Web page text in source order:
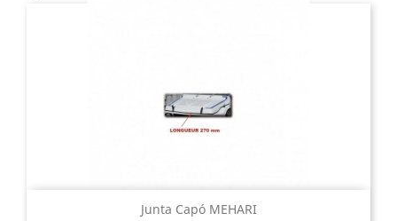
Junta Capó MEHARI